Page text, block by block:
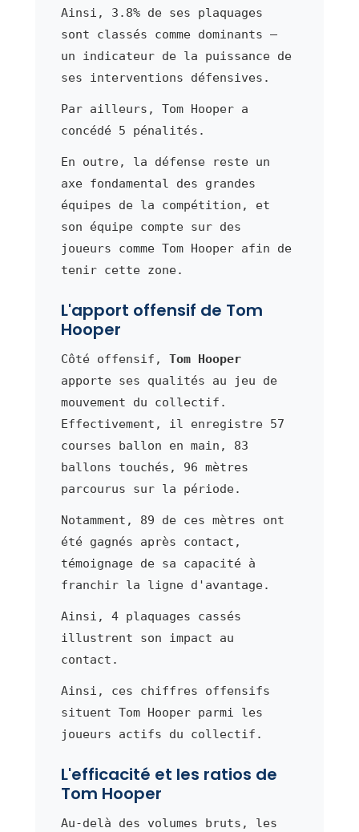
Ainsi, 3.8% de ses plaquages
sont classés comme dominants —
un indicateur de la puissance de
ses interventions défensives.
Par ailleurs, Tom Hooper a
concédé 5 pénalités.
En outre, la défense reste un
axe fondamental des grandes
équipes de la compétition, et
son équipe compte sur des
joueurs comme Tom Hooper afin de
tenir cette zone.
L'apport offensif de Tom
Hooper
Côté offensif, Tom Hooper
apporte ses qualités au jeu de
mouvement du collectif.
Effectivement, il enregistre 57
courses ballon en main, 83
ballons touchés, 96 mètres
parcourus sur la période.
Notamment, 89 de ces mètres ont
été gagnés après contact,
témoignage de sa capacité à
franchir la ligne d'avantage.
Ainsi, 4 plaquages cassés
illustrent son impact au
contact.
Ainsi, ces chiffres offensifs
situent Tom Hooper parmi les
joueurs actifs du collectif.
L'efficacité et les ratios de
Tom Hooper
Au-delà des volumes bruts, les